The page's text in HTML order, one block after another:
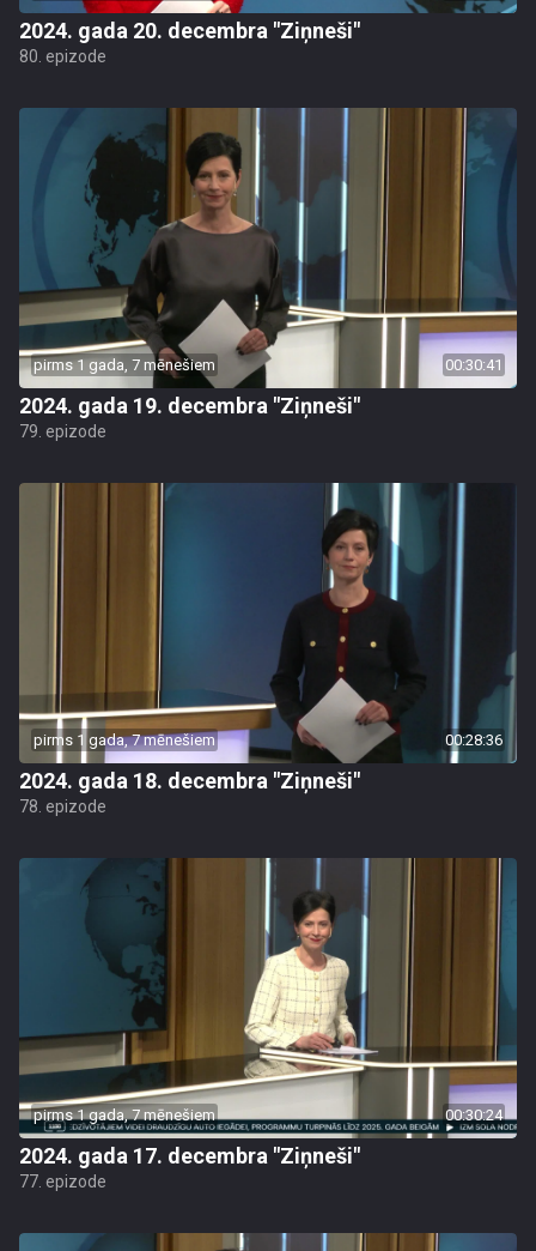
2024. gada 20. decembra "Ziņneši"
80. epizode
pirms 1 gada, 7 mēnešiem 00:30:41
2024. gada 19. decembra "Ziņneši"
79. epizode
pirms 1 gada, 7 mēnešiem 00:28:36
2024. gada 18. decembra "Ziņneši"
78. epizode
pirms 1 gada, 7 mēnešiem 00:30:24
2024. gada 17. decembra "Ziņneši"
77. epizode